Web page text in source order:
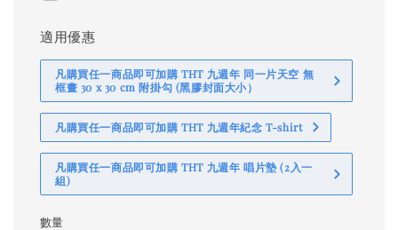
適用優惠
凡購買任一商品即可加購 THT 九週年 同一片天空 無
框畫 30 x 30 cm 附掛勾 (黑膠封面大小）
凡購買任一商品即可加購 THT 九週年紀念 T-shirt
凡購買任一商品即可加購 THT 九週年 唱片墊 (2入一
組)
數量